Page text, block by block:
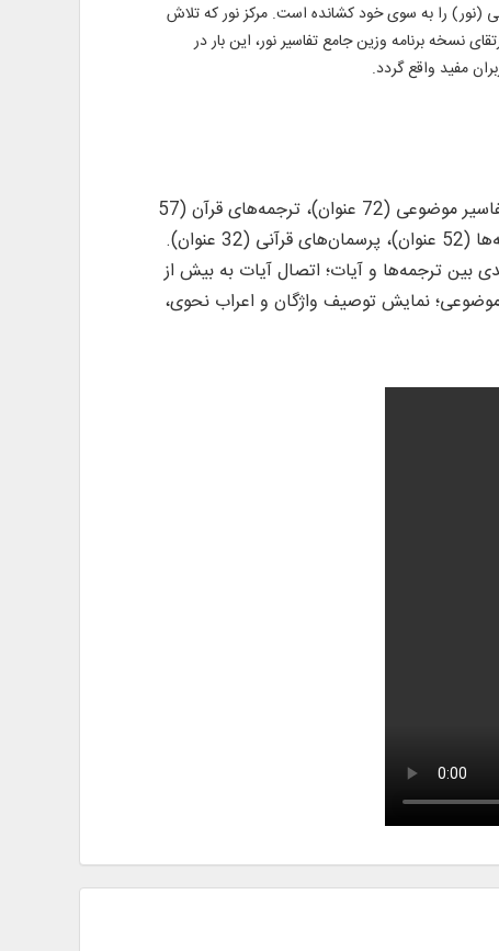
(نور) را به سوی خود کشانده است. مرکز نور که تلاش
نسخه برنامه وزین جامع تفاسیر نور، این بار در
ارائه متن 903 عنوان کتاب و رساله در 3564 جلد از منابع مهم قرآنی، همچون: تفاسیر ترتیبی (463 عنوان)، تفاسیر موضوعی (72 عنوان)، ترجمه‌های قرآن (57
زبان دنیا به همراه مقایسه و ترازبندی بین ترجمه‌ها و آیات؛ اتصال آیات به بیش از
موضوعی؛ نمایش توصیف واژگان و اعراب نحوی،